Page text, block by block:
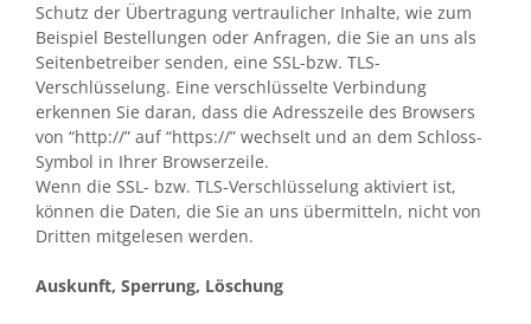
Schutz der Übertragung vertraulicher Inhalte, wie zum
Beispiel Bestellungen oder Anfragen, die Sie an uns als
Seitenbetreiber senden, eine SSL-bzw. TLS-
Verschlüsselung. Eine verschlüsselte Verbindung
erkennen Sie daran, dass die Adresszeile des Browsers
von “http://” auf “https://” wechselt und an dem Schloss-
Symbol in Ihrer Browserzeile.
Wenn die SSL- bzw. TLS-Verschlüsselung aktiviert ist,
können die Daten, die Sie an uns übermitteln, nicht von
Dritten mitgelesen werden.
Auskunft, Sperrung, Löschung